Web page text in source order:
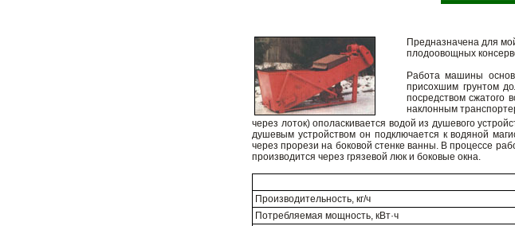
Предназначена для
плодоовощных
Работа машины
присохшим грунтом
посредством сжатого
наклонным
через лоток) ополаскивается водой из душевого
душевым устройством он подключается к водяной
через прорези на боковой стенке ванны. В процессе
производится через грязевой люк и боковые окна.
Производительность, кг/ч
Потребляемая мощность, кВт·ч